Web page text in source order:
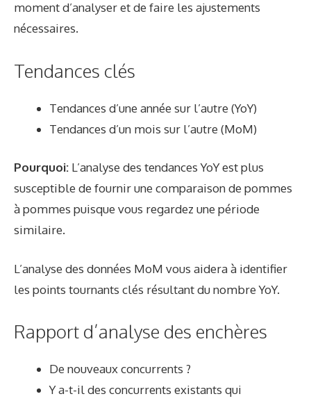
moment d’analyser et de faire les ajustements
nécessaires.
Tendances clés
Tendances d’une année sur l’autre (YoY)
Tendances d’un mois sur l’autre (MoM)
Pourquoi: L’analyse des tendances YoY est plus
susceptible de fournir une comparaison de pommes
à pommes puisque vous regardez une période
similaire.
L’analyse des données MoM vous aidera à identifier
les points tournants clés résultant du nombre YoY.
Rapport d’analyse des enchères
De nouveaux concurrents ?
Y a-t-il des concurrents existants qui